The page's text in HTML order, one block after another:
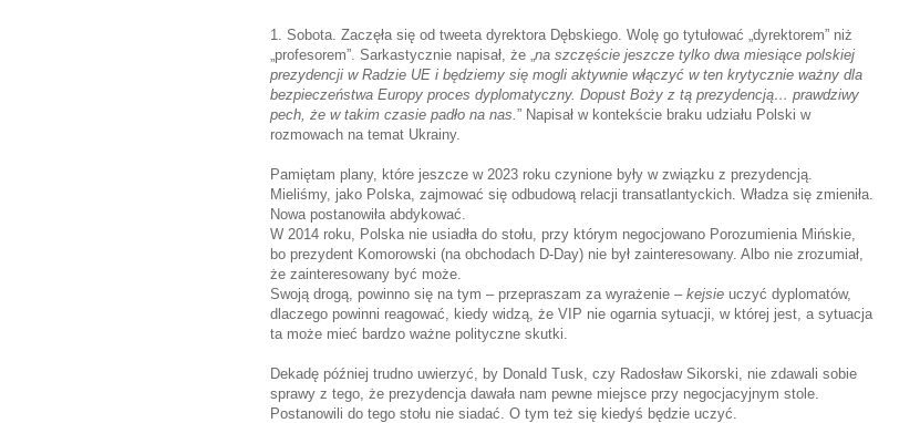
1. Sobota. Zaczęła się od tweeta dyrektora Dębskiego. Wolę go tytułować „dyrektorem” niż
„profesorem”. Sarkastycznie napisał, że „ na szczęście jeszcze tylko dwa miesiące polskiej
prezydencji w Radzie UE i będziemy się mogli aktywnie włączyć w ten krytycznie ważny dla
bezpieczeństwa Europy proces dyplomatyczny. Dopust Boży z tą prezydencją… prawdziwy
pech, że w takim czasie padło na nas. ” Napisał w kontekście braku udziału Polski w
rozmowach na temat Ukrainy.
Pamiętam plany, które jeszcze w 2023 roku czynione były w związku z prezydencją.
Mieliśmy, jako Polska, zajmować się odbudową relacji transatlantyckich. Władza się zmieniła.
Nowa postanowiła abdykować.
W 2014 roku, Polska nie usiadła do stołu, przy którym negocjowano Porozumienia Mińskie,
bo prezydent Komorowski (na obchodach D-Day) nie był zainteresowany. Albo nie zrozumiał,
że zainteresowany być może.
Swoją drogą, powinno się na tym – przepraszam za wyrażenie – kejsie uczyć dyplomatów,
dlaczego powinni reagować, kiedy widzą, że VIP nie ogarnia sytuacji, w której jest, a sytuacja
ta może mieć bardzo ważne polityczne skutki.
Dekadę później trudno uwierzyć, by Donald Tusk, czy Radosław Sikorski, nie zdawali sobie
sprawy z tego, że prezydencja dawała nam pewne miejsce przy negocjacyjnym stole.
Postanowili do tego stołu nie siadać. O tym też się kiedyś będzie uczyć.